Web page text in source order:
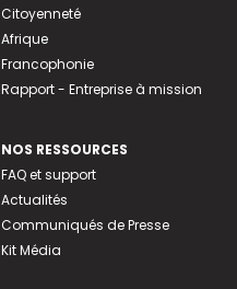
Citoyenneté
Afrique
Francophonie
Rapport - Entreprise à mission
NOS RESSOURCES
FAQ et support
Actualités
Communiqués de Presse
Kit Média